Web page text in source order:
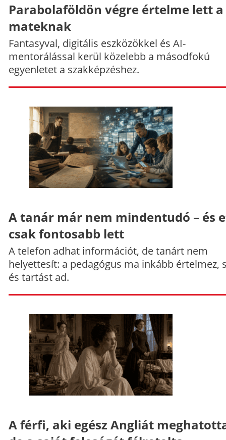
Parabolaföldön végre értelme lett a
mateknak
Fantasyval, digitális eszközökkel és AI-
mentorálással kerül közelebb a másodfokú
egyenletet a szakképzéshez.
A tanár már nem mindentudó – és
csak fontosabb lett
A telefon adhat információt, de tanárt nem
helyettesít: a pedagógus ma inkább értelmez,
és tartást ad.
A férfi, aki egész Angliát